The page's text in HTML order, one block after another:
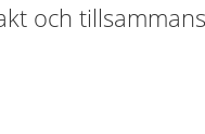
och tillsammans